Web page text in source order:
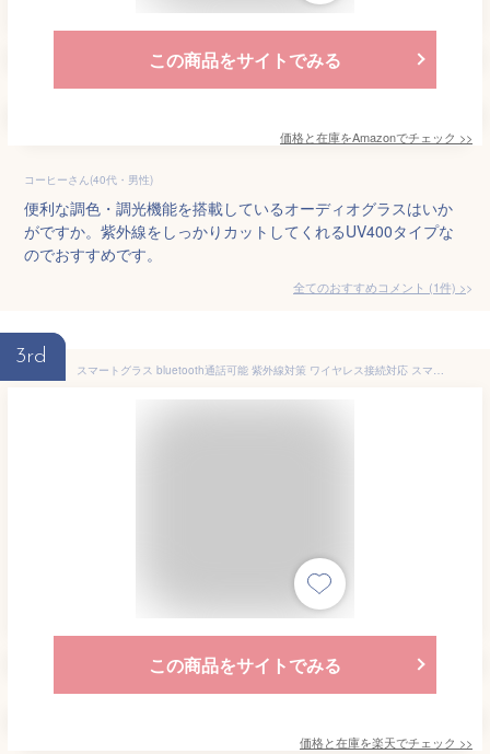
この商品をサイトでみる
価格と在庫をAmazonでチェック >>
コーヒーさん(40代・男性)
便利な調色・調光機能を搭載しているオーディオグラスはいか
がですか。紫外線をしっかりカットしてくれるUV400タイプな
のでおすすめです。
全てのおすすめコメント (1件) >
3rd
スマートグラス bluetooth通話可能 紫外線対策 ワイヤレス接続対応 スマートサングラス スマートメガネ bluetooth 通話可能 音楽再生 骨伝導 通話マイク内蔵 骨伝導オーディオ プレゼント
この商品をサイトでみる
価格と在庫を楽天でチェック >>